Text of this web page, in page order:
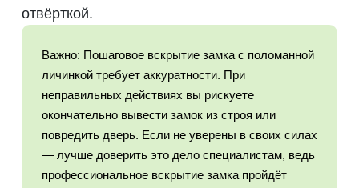
отвёрткой.
Важно: Пошаговое вскрытие замка с поломанной
личинкой требует аккуратности. При
неправильных действиях вы рискуете
окончательно вывести замок из строя или
повредить дверь. Если не уверены в своих силах
— лучше доверить это дело специалистам, ведь
профессиональное вскрытие замка пройдёт